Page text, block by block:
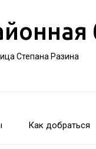
Степана Разина
Как добраться